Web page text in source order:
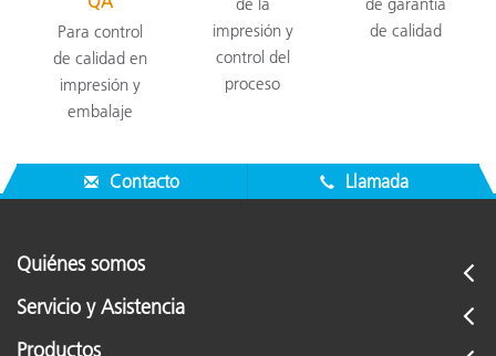
Para control
de calidad en
impresión y
embalaje
impresión y
control del
proceso
de calidad
Contacto Llamada
Quiénes somos
Servicio y Asistencia
Productos